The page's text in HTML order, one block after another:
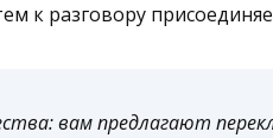
к разговору
вам предлагают